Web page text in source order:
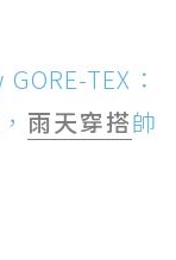
TEX：
雨天穿搭帥